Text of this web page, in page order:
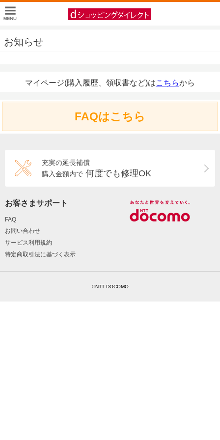
お知らせ
マイページ(購入履歴、領収書など)はこちらから
FAQはこちら
充実の延長補償
購入金額内で 何度でも修理OK
お客さまサポート
FAQ
お問い合わせ
サービス利用規約
特定商取引法に基づく表示
©NTT DOCOMO